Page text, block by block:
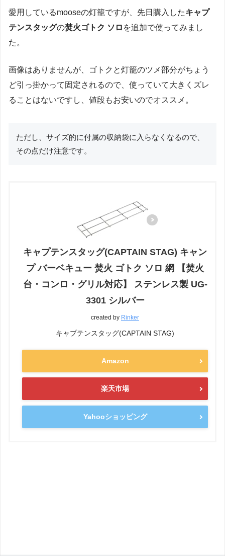
愛用しているmooseの灯籠ですが、先日購入したキャプ
テンスタッグの焚火ゴトク ソロ を追加で使ってみまし
た。
画像はありませんが、ゴトクと灯籠のツメ部分がちょう
ど引っ掛かって固定されるので、使っていて大きくズレ
ることはないですし、値段もお安いのでオススメ。
ただし、サイズ的に付属の収納袋に入らなくなるので、
その点だけ注意です。
キャプテンスタッグ(CAPTAIN STAG) キャン
プ バーベキュー 焚火 ゴトク ソロ 網 【焚火
台・コンロ・グリル対応】 ステンレス製 UG-
3301 シルバー
created by Rinker
キャプテンスタッグ(CAPTAIN STAG)
Amazon
楽天市場
Yahooショッピング